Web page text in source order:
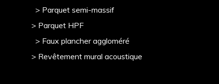
> Parquet semi-massif
> Parquet HPF
> Faux plancher aggloméré
> Revêtement mural acoustique